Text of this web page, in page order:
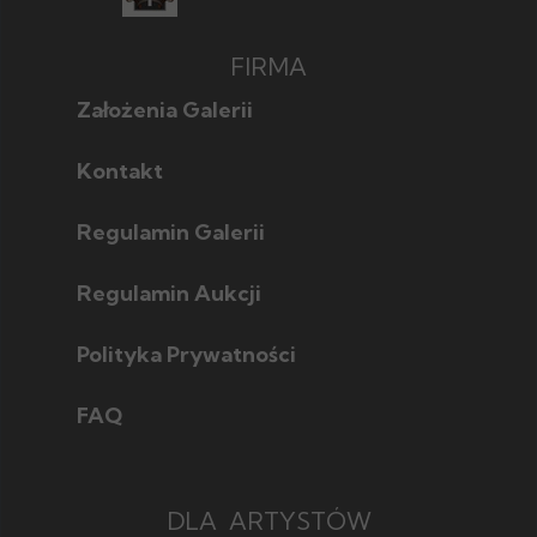
FIRMA
Założenia Galerii
Kontakt
Regulamin Galerii
Regulamin Aukcji
Polityka Prywatności
FAQ
DLA ARTYSTÓW